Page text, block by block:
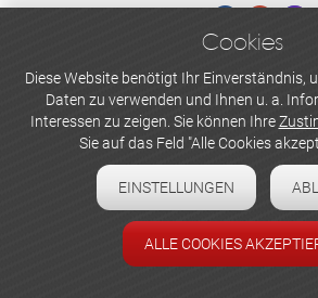
WERBEN UND
Newsletter
Cookie-Einstellungen
Cookies
Diese Website benötigt Ihr Einverständnis,
Daten zu verwenden und Ihnen u. a.
Interessen zu zeigen. Sie können Ihre
Sie auf das Feld "Alle Cookies
EINSTELLUNGEN
ALLE COOKIES